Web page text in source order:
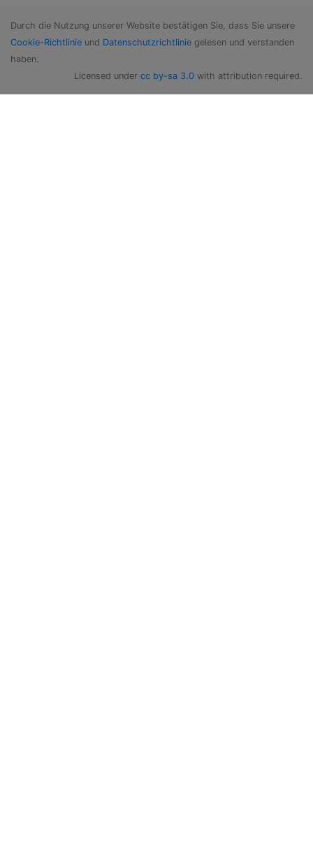
Durch die Nutzung unserer Website bestätigen Sie, dass Sie unsere
Cookie-Richtlinie und Datenschutzrichtlinie gelesen und verstanden
haben.
Licensed under cc by-sa 3.0 with attribution required.